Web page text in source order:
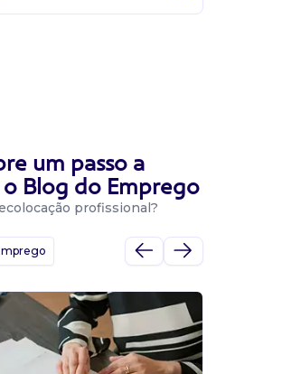
um passo a
Blog do Emprego
profissional?